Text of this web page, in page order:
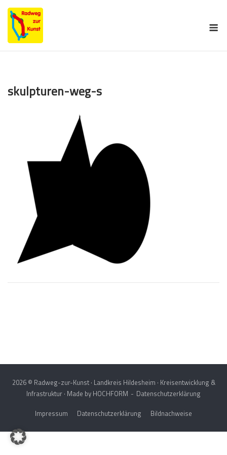
Skip
content
skulpturen-weg-s
2026 © Radweg-zur-Kunst · Landkreis Hildesheim · Kreisentwicklung &
Infrastruktur · Made by HOCHFORM
Datenschutzerklärung
Impressum
Datenschutzerklärung Bildnachweise